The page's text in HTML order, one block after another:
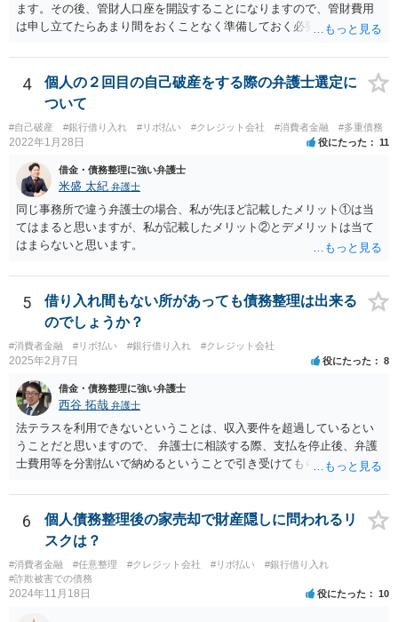
ます。その後、管財人口座を開設することになりますので、管財費用
は申し立てたらあまり間をおくことなく準備しておく必要がありま
4
個人の２回目の自己破産をする際の弁護士選定に
ついて
#自己破産 #銀行借り入れ #リボ払い #クレジット会社 #消費者金融 #多重債務
2022年1月28日 役にたった 11
借金・債務整理に強い弁護士
米盛 太紀 弁護士
同じ事務所で違う弁護士の場合、私が先ほど記載したメリット①は当
てはまると思いますが、私が記載したメリット②とデメリットは当て
はまらないと思います。
5
借り入れ間もない所があっても債務整理は出来る
のでしょうか？
#消費者金融 #リボ払い #銀行借り入れ #クレジット会社
2025年2月7日 役にたった 8
借金・債務整理に強い弁護士
西谷 拓哉 弁護士
法テラスを利用できないということは、収入要件を超過しているとい
うことだと思いますので、 弁護士に相談する際、支払を停止後、弁護
士費用等を分割払いで納めるということで引き受けてもらえないか確
は、負債が拡大するだけになるのでお勧めできませんが あとは、相談
者様のご判断になると思いますので、私からのアドバイスは一旦これ
で終わりとさせていただきます。
6
個人債務整理後の家売却で財産隠しに問われるリ
スクは？
#消費者金融 #任意整理 #クレジット会社 #リボ払い
#銀行借り入れ
#詐欺被害での債務
2024年11月18日 役にたった 10